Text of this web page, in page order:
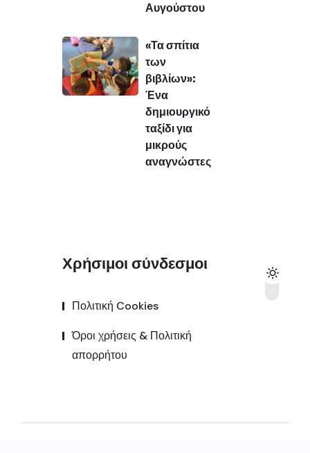
Αυγούστου
«Τα σπίτια
των
βιβλίων»:
Ένα
δημιουργικό
ταξίδι για
μικρούς
αναγνώστες
Χρήσιμοι σύνδεσμοι
Πολιτική Cookies
Όροι χρήσεις & Πολιτική
απορρήτου